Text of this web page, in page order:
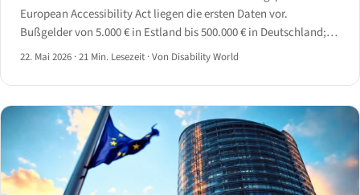
European Accessibility Act liegen die ersten Daten vor.
Bußgelder von 5.000 € in Estland bis 500.000 € in Deutschland;
Scan-Abdeckung zwischen 30 % und 70 %; Umsetzung weiterhin
22. Mai 2026 ·21 Min. Lesezeit ·Von Disability World